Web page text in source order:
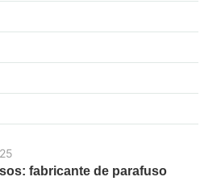
fabricante de parafuso